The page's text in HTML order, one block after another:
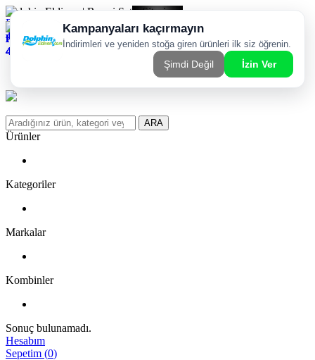
Dolphin Eldiven | Resmi Satış Sitesi
Kargom Nerede?
WhatsApp Sipariş Hattı
ARA
Ürünler
Kategoriler
Markalar
Kombinler
Sonuç bulunamadı.
Hesabım
Sepetim (0)